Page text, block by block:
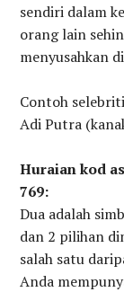
sendiri dalam
orang lain
menyusahkan
Contoh
Adi Putra
Huraian kod
769:
Dua adalah
dan 2 pilihan
salah satu
Anda